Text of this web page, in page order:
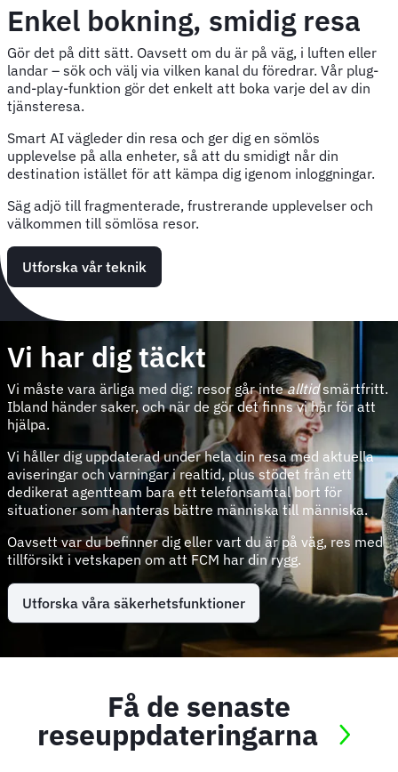
Enkel bokning, smidig resa
Gör det på ditt sätt. Oavsett om du är på väg, i luften eller
landar – sök och välj via vilken kanal du föredrar. Vår plug-
and-play-funktion gör det enkelt att boka varje del av din
tjänsteresa.
Smart AI vägleder din resa och ger dig en sömlös
upplevelse på alla enheter, så att du smidigt når din
destination istället för att kämpa dig igenom inloggningar.
Säg adjö till fragmenterade, frustrerande upplevelser och
välkommen till sömlösa resor.
Utforska vår teknik
Vi har dig täckt
Vi måste vara ärliga med dig: resor går intealltidsmärtfritt.
Ibland händer saker, och när de gör det finns vi här för att
hjälpa.
Vi håller dig uppdaterad under hela din resa med aktuella
aviseringar och varningar i realtid, plus stödet från ett
dedikerat agentteam bara ett telefonsamtal bort för
situationer som hanteras bättre människa till människa.
Oavsett var du befinner dig eller vart du är på väg, res med
tillförsikt i vetskapen om att FCM har din rygg.
Utforska våra säkerhetsfunktioner
Få de senaste
reseuppdateringarna